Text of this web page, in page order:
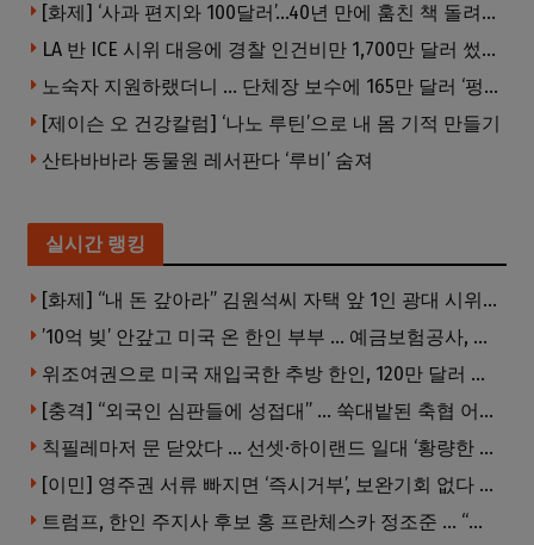
[화제] ‘사과 편지와 100달러’…40년 만에 훔친 책 돌려준 절도범
LA 반 ICE 시위 대응에 경찰 인건비만 1,700만 달러 썼다.
노숙자 지원하랬더니 … 단체장 보수에 165만 달러 ‘펑펑’
[제이슨 오 건강칼럼] ‘나노 루틴’으로 내 몸 기적 만들기
산타바바라 동물원 레서판다 ‘루비’ 숨져
실시간 랭킹
[화제] “내 돈 갚아라” 김원석씨 자택 앞 1인 광대 시위 … 한인 투자사, “108만 달러 못받아”
’10억 빚’ 안갚고 미국 온 한인 부부 … 예금보험공사, 미국서 소송
위조여권으로 미국 재입국한 추방 한인, 120만 달러 은행 사기 행각
[충격] “외국인 심판들에 성접대” … 쑥대밭된 축협 어디까지 추락하나
칙필레마저 문 닫았다 … 선셋·하이랜드 일대 ‘황량한 거리’로
[이민] 영주권 서류 빠지면 ‘즉시거부’, 보완기회 없다 … 이민심사 8월부터 확 바뀐다
트럼프, 한인 주지사 후보 홍 프란체스카 정조준 … “미치광이다”